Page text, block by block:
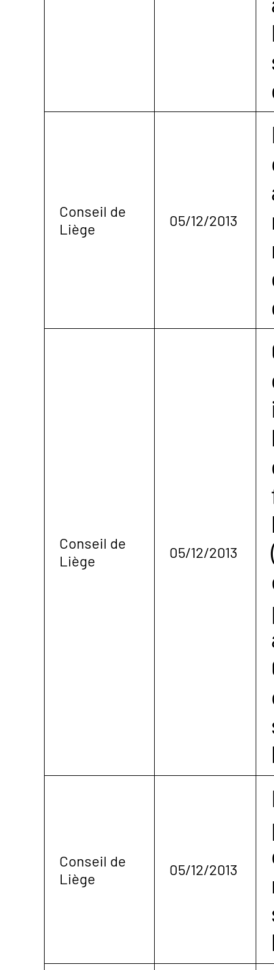
Conseil de
Liège
05/12/2013
Conseil de
Liège
05/12/2013
Conseil de
Liège
05/12/2013